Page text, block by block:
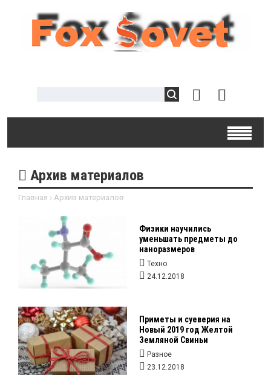
Архив материалов
Главная › Архив материалов
Физики научились
уменьшать предметы до
наноразмеров
Техно
24.12.2018
Приметы и суеверия на
Новый 2019 год Желтой
Земляной Свиньи
Разное
23.12.2018